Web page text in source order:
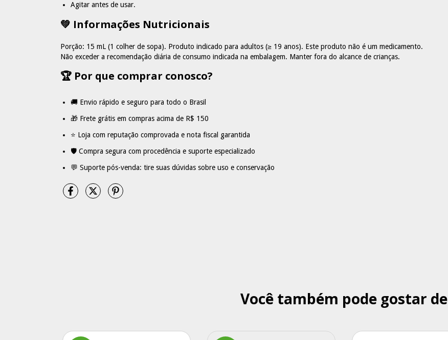
Agitar antes de usar.
💚 Informações Nutricionais
Porção: 15 mL (1 colher de sopa). Produto indicado para adultos (≥ 19 anos). Este produto não é um medicamento.
Não exceder a recomendação diária de consumo indicada na embalagem. Manter fora do alcance de crianças.
🏆 Por que comprar conosco?
🚚 Envio rápido e seguro para todo o Brasil
🎁 Frete grátis em compras acima de R$ 150
⭐ Loja com reputação comprovada e nota fiscal garantida
🛡️ Compra segura com procedência e suporte especializado
💬 Suporte pós-venda: tire suas dúvidas sobre uso e conservação
Você também pode gostar de